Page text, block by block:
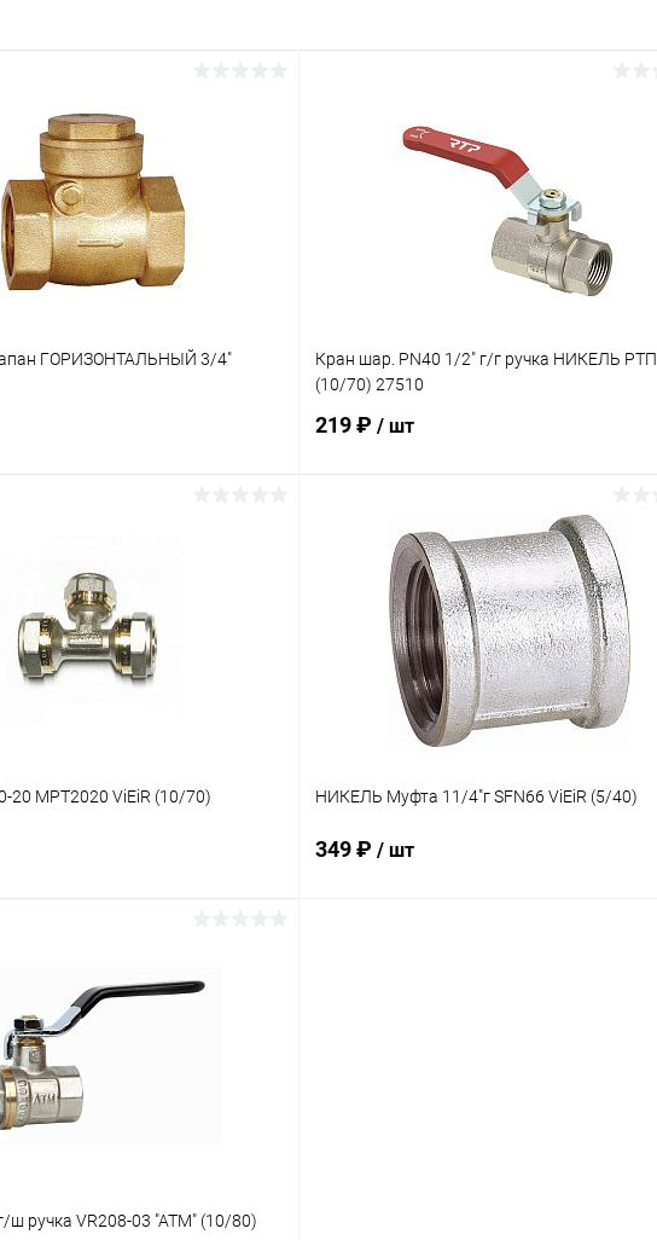
ГОРИЗОНТАЛЬНЫЙ 3/4"
В наличии
Кран шар. PN40 1/2" г/г ручка НИКЕЛЬ РТП
(10/70) 27510
219 ₽ / шт
В корзину
Купить в 1 клик К сравнению
В избранное В наличии
20 MPT2020 ViEiR (10/70) НИКЕЛЬ Муфта 11/4"г SFN66 ViEiR (5/40)
349 ₽ / шт
ш ручка VR208-03 "ATM" (10/80)